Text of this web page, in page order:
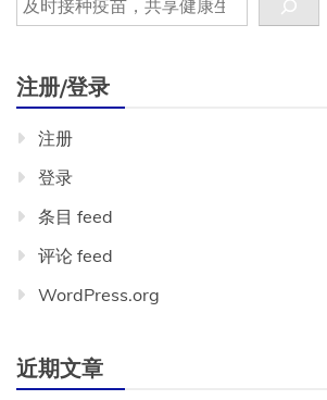
最
裸
的
力
诈
注册/登录
注册
登录
条目 feed
评论 feed
WordPress.org
近期文章